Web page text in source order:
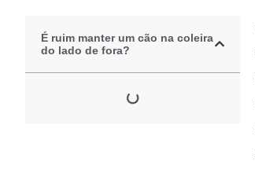
É ruim manter um cão na coleira
do lado de fora?